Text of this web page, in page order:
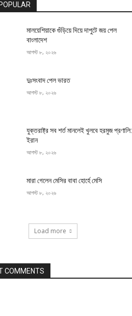
মালয়েশিয়াকে গুঁড়িয়ে দিয়ে দাপুটে জয় পেল
বাংলাদেশ
আগস্ট ৮, ২০২৬
দুঃসংবাদ পেল ভারত
আগস্ট ৮, ২০২৬
যুক্তরাষ্ট্র সব শর্ত মানলেই খুলবে হরমুজ প্রণালি:
ইরান
আগস্ট ৮, ২০২৬
মারা গেলেন মেসির বাবা হোর্হে মেসি
আগস্ট ৮, ২০২৬
Load more
COMMENTS